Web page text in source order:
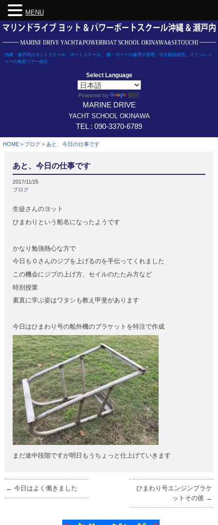
Skip
content
沖縄・瀬戸内のヨットスクール、ボートスクール、 船・ボートの修理や管理、中古部品販売、マリンレジ
ャーの格安ツアー紹介
Select Language
Powered by 翻訳
MARINE DRIVE
YACHT SCHOOL OKINAWA
TEL : 090-3370-6789
HOME > ブログ > あと、今日の仕事です
あと、今日の仕事です
2017/11/25
ブログ
生徒さんのヨット
ひまわりという船名になったようです
かなり勉強熱心な方で
今日も０さんのジブを上げるのを手伝ってくれました
この機会にジブの上げ方、セイルのたたみ方など
特別授業
素直に学ぶ姿はワタシも教え甲斐があります
今日はひまわり号の船外機のブラケットを特注で作成
まだ途中段階ですが明日もうちょっと仕上げていきます
← 今日はよく働きました
ひまわり号エンジンブラケ
ットその後 →
MENU